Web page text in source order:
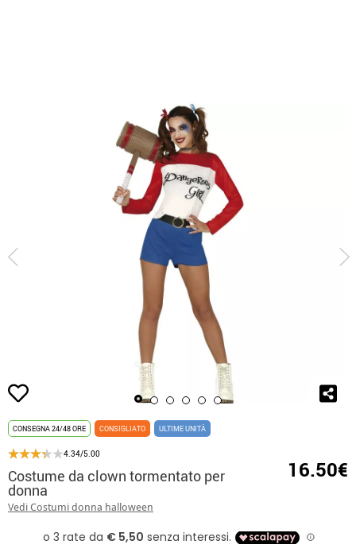
CONSEGNA 24/48 ORE CONSIGLIATO ULTIME UNITÀ
4.34/5.00
Costume da clown tormentato per
donna
Vedi Costumi donna halloween
16.50€